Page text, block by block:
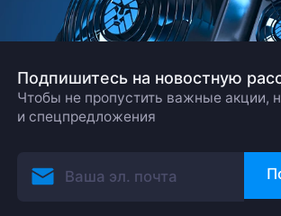
Подпишитесь на новостную
Чтобы не пропустить важные акции,
и спецпредложения